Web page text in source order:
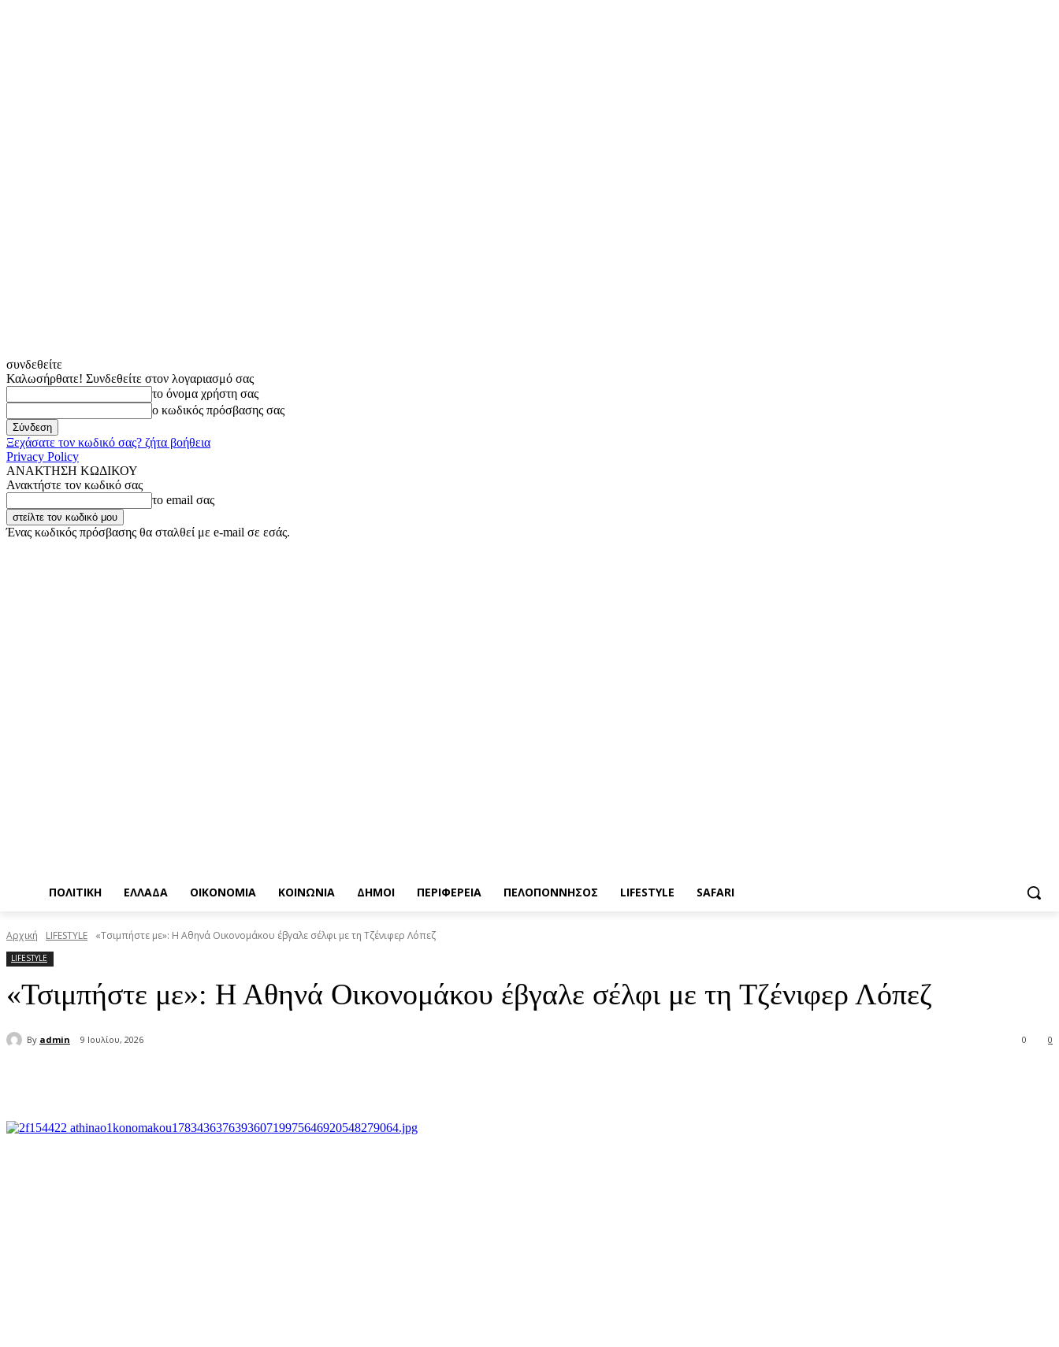
συνδεθείτε
Καλωσήρθατε! Συνδεθείτε στον λογαριασμό σας
το όνομα χρήστη σας
ο κωδικός πρόσβασης σας
Ξεχάσατε τον κωδικό σας? ζήτα βοήθεια
Privacy Policy
ΑΝΑΚΤΗΣΗ ΚΩΔΙΚΟΥ
Ανακτήστε τον κωδικό σας
το email σας
Ένας κωδικός πρόσβασης θα σταλθεί με e-mail σε εσάς.
ΠΟΛΙΤΙΚΗ ΕΛΛΑΔΑ ΟΙΚΟΝΟΜΙΑ ΚΟΙΝΩΝΙΑ ΔΗΜΟΙ ΠΕΡΙΦΕΡΕΙΑ ΠΕΛΟΠΟΝΝΗΣΟΣ LIFESTYLE SAFARI
Αρχική LIFESTYLE «Τσιμπήστε με»: Η Αθηνά Οικονομάκου έβγαλε σέλφι με τη Τζένιφερ Λόπεζ
LIFESTYLE
«Τσιμπήστε με»: Η Αθηνά Οικονομάκου έβγαλε σέλφι με τη Τζένιφερ Λόπεζ
By admin 9 Ιουλίου, 2026 0
0